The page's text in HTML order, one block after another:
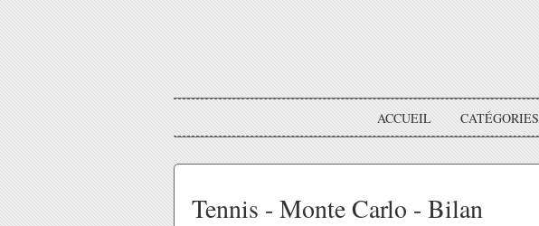
ACCUEIL CATÉGORIES
Tennis - Monte Carlo - Bilan